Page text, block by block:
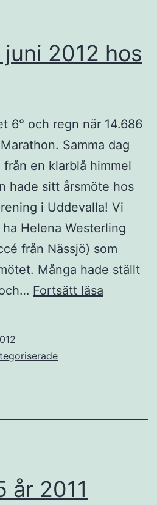
2012 hos
6° och regn när 14.686
Samma dag
en klarblå himmel
hade sitt årsmöte hos
i Uddevalla! Vi
Helena Westerling
från Nässjö) som
Många hade ställt
Fortsätt läsa
år 2011